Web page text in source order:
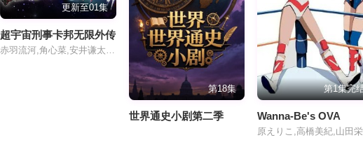
更新至01集
超宇宙刑事卡邦无限外传
第18集
世界通史小剧第二季
第1集完
Wanna-Be's OVA
原えりこ,高橋美紀,山田